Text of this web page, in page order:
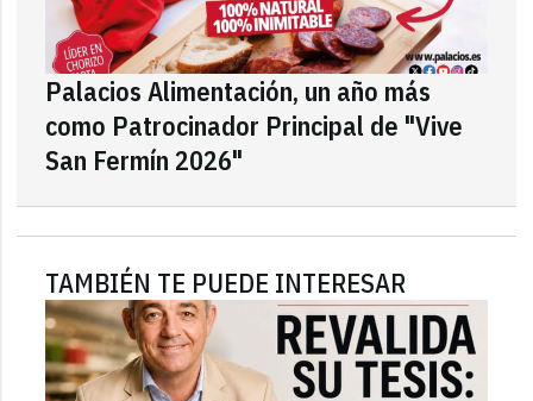
Palacios Alimentación, un año más
como Patrocinador Principal de "Vive
San Fermín 2026"
TAMBIÉN TE PUEDE INTERESAR